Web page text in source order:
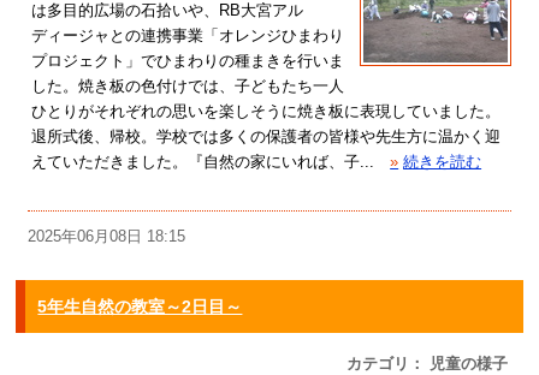
は多目的広場の石拾いや、RB大宮アル
ディージャとの連携事業「オレンジひまわり
プロジェクト」でひまわりの種まきを行いま
した。焼き板の色付けでは、子どもたち一人
ひとりがそれぞれの思いを楽しそうに焼き板に表現していました。
退所式後、帰校。学校では多くの保護者の皆様や先生方に温かく迎
えていただきました。『自然の家にいれば、子...
» 続きを読む
2025年06月08日 18:15
5年生自然の教室～2日目～
カテゴリ： 児童の様子